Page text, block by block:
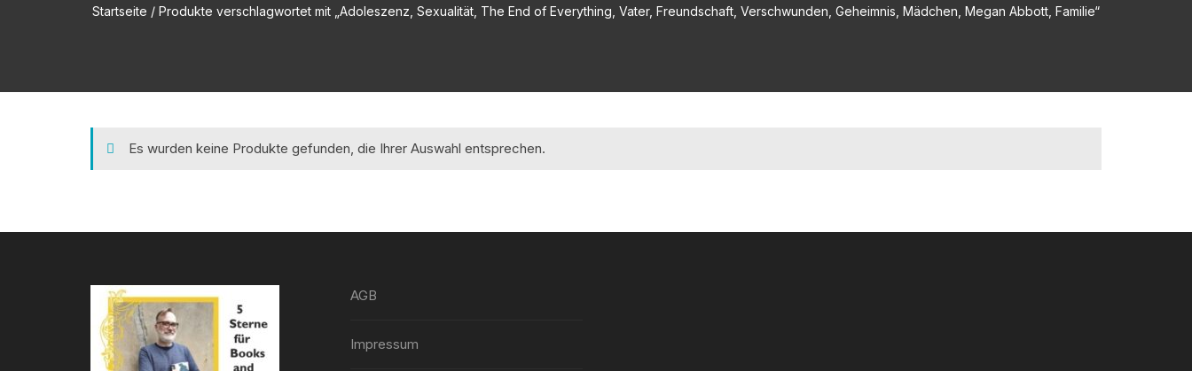
Startseite / Produkte verschlagwortet mit „Adoleszenz, Sexualität, The End of Everything, Vater, Freundschaft, Verschwunden, Geheimnis, Mädchen, Megan Abbott, Familie“
Es wurden keine Produkte gefunden, die Ihrer Auswahl entsprechen.
AGB
Impressum